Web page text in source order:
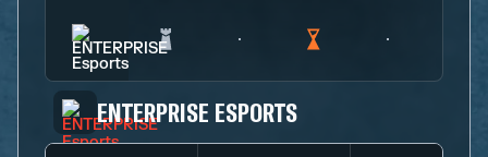
ENTERPRISE ESPORTS